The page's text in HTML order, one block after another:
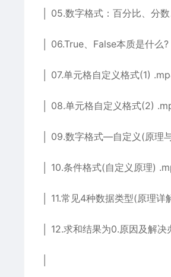
│ 05.数字格式：百分比、分
│ 06.True、False本质是什么
│ 07.单元格自定义格式(1)
│ 08.单元格自定义格式(2)
│ 09.数字格式—自定义(原理
│ 10.条件格式(自定义原理)
│ 11.常见4种数据类型(原理
│ 12.求和结果为0.原因及解